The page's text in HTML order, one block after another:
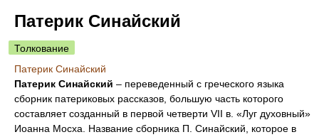
Патерик Синайский
Толкование
Патерик Синайский
Патерик Синайский – переведенный с греческого языка
сборник патериковых рассказов, большую часть которого
составляет созданный в первой четверти VII в. «Луг духовный»
Иоанна Мосха. Название сборника П. Синайский, которое в